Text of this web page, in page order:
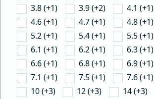
3.8 (+1)
3.9 (+2) 4.1 (+1)
4.6 (+1)
4.7 (+1) 4.8 (+1)
5.2 (+1)
5.4 (+1) 5.5 (+1)
6.1 (+1)
6.2 (+1) 6.3 (+1)
6.6 (+1)
6.8 (+1) 6.9 (+1)
7.1 (+1)
7.5 (+1) 7.6 (+1)
10 (+3)
12 (+3) 14 (+3)